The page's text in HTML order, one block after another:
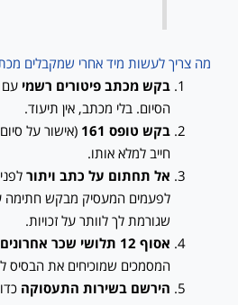
מה צריך לעשות מיד אחרי שמקבלים
בקש מכתב פיטורים רשמי עם
הסיום. בלי מכתב, אין תיעוד.
בקש טופס 161
(אישור על
חייב למלא אותו.
אל תחתום על כתב ויתור
לפעמים המעסיק מבקש חתימה
שגורמת לך לוותר על זכויות.
אסוף 12 תלושי שכר אחרונים
המסמכים שמוכיחים את הבסיס
הירשם בשירות התעסוקה